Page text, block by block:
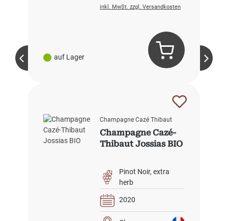
auf Lager
inkl. MwSt. zzgl. Versandkosten
Champagne Cazé Thibaut
Champagne Cazé-
Thibaut Jossias BIO
Pinot Noir extra
herb
2020